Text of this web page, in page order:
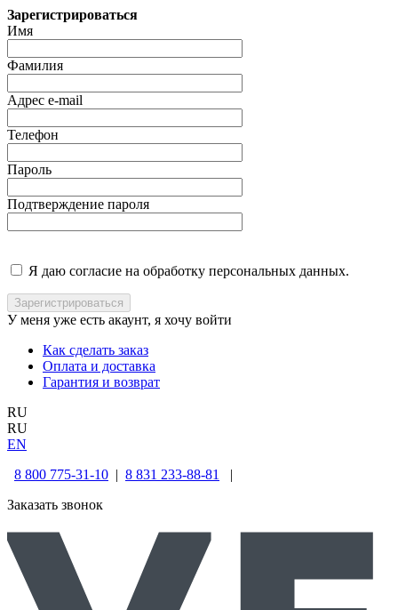
Зарегистрироваться
Имя
Фамилия
Адрес e-mail
Телефон
Пароль
Подтверждение пароля
Я даю согласие на обработку персональных данных.
У меня уже есть акаунт, я хочу войти
Как сделать заказ
Оплата и доставка
Гарантия и возврат
RU
RU
EN
8 800 775-31-10 | 8 831 233-88-81
|
Заказать звонок